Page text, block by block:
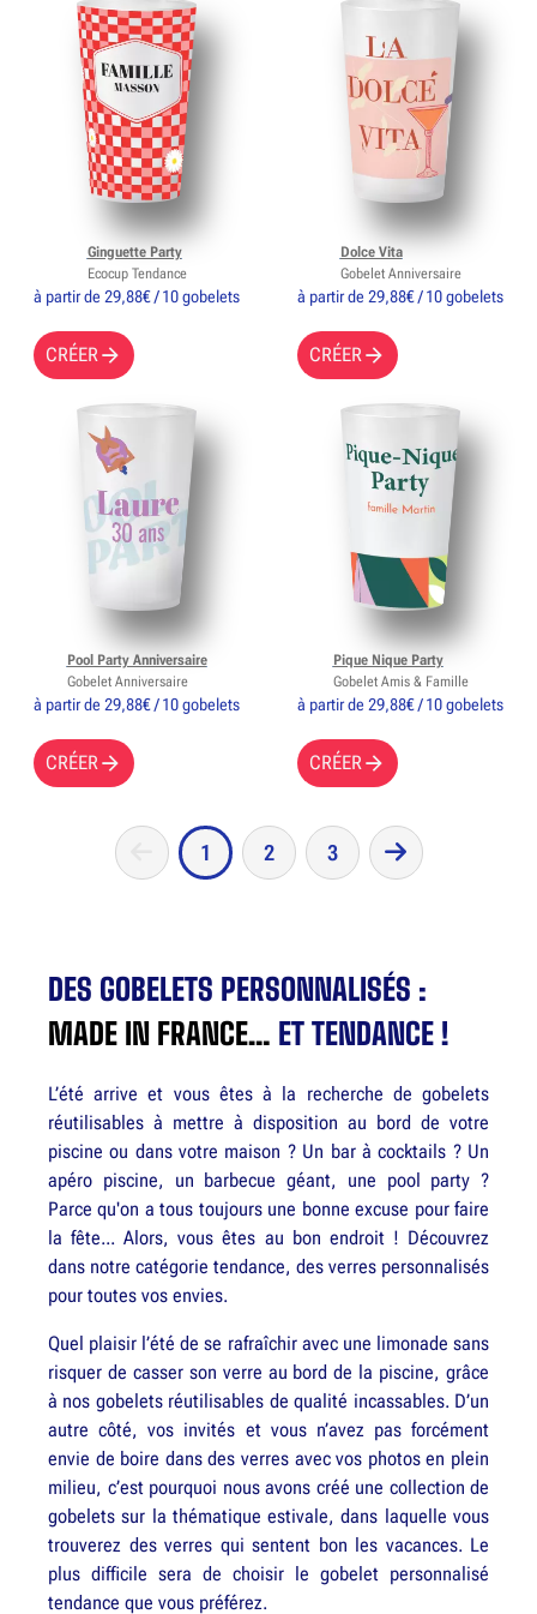
à partir de 29,88€ / 10 gobelets
CRÉER
Ginguette Party
Ecocup Tendance
à partir de 29,88€ / 10 gobelets
CRÉER
Dolce Vita
Gobelet Anniversaire
à partir de 29,88€ / 10 gobelets
CRÉER
Pool Party Anniversaire
Gobelet Anniversaire
à partir de 29,88€ / 10 gobelets
CRÉER
Pique Nique Party
Gobelet Amis & Famille
1 2 3
DES GOBELETS PERSONNALISÉS :
MADE IN FRANCE… ET TENDANCE !
L’été arrive et vous êtes à la recherche de gobelets
réutilisables à mettre à disposition au bord de votre
piscine ou dans votre maison ? Un bar à cocktails ? Un
apéro piscine, un barbecue géant, une pool party ?
Parce qu'on a tous toujours une bonne excuse pour faire
la fête... Alors, vous êtes au bon endroit ! Découvrez
dans notre catégorie tendance, des verres personnalisés
pour toutes vos envies.
Quel plaisir l’été de se rafraîchir avec une limonade sans
risquer de casser son verre au bord de la piscine, grâce
à nos gobelets réutilisables de qualité incassables. D’un
autre côté, vos invités et vous n’avez pas forcément
envie de boire dans des verres avec vos photos en plein
milieu, c’est pourquoi nous avons créé une collection de
gobelets sur la thématique estivale, dans laquelle vous
trouverez des verres qui sentent bon les vacances. Le
plus difficile sera de choisir le gobelet personnalisé
tendance que vous préférez.